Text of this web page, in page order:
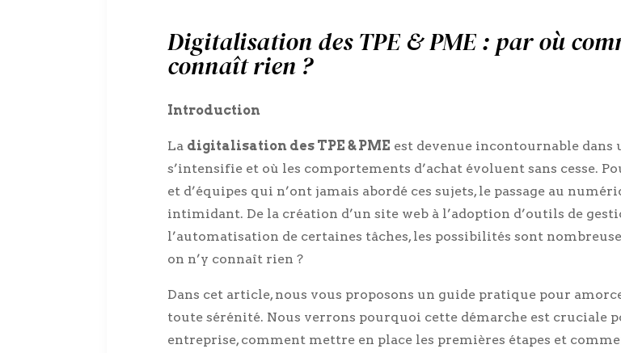
Digitalisation des TPE & PME : par où
connaît rien ?
Introduction
La digitalisation des TPE & PME est devenue incontournable dans
s’intensifie et où les comportements d’achat évoluent sans cesse.
et d’équipes qui n’ont jamais abordé ces sujets, le passage au
intimidant. De la création d’un site web à l’adoption d’outils de
l’automatisation de certaines tâches, les possibilités sont
on n’y connaît rien ?
Dans cet article, nous vous proposons un guide pratique pour
toute sérénité. Nous verrons pourquoi cette démarche est cruciale
entreprise, comment mettre en place les premières étapes et